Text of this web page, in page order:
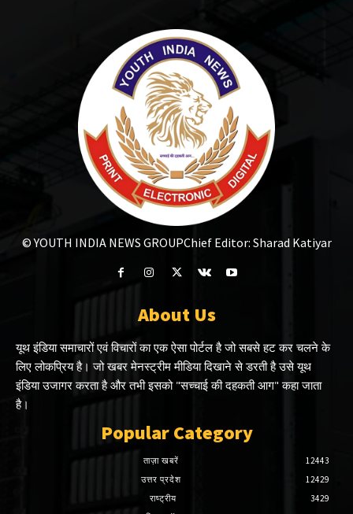
© YOUTH INDIA NEWS GROUPChief Editor: Sharad Katiyar
About Us
यूथ इंडिया समाचारों एवं विचारों का एक ऐसा पोर्टल है जो सबसे हट कर चलने के
लिए लोकप्रिय है। जो खबर मेनस्ट्रीम मीडिया दिखाने से डरती है उसे यूथ
इंडिया उजागर करता है और तभी इसको "सच्चाई की दहकती आग" कहा जाता
है।
Popular Category
ताज़ा खबरें
12443
उत्तर प्रदेश
12429
राष्ट्रीय
3429